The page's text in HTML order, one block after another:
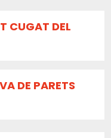
CUGAT DEL
DE PARETS